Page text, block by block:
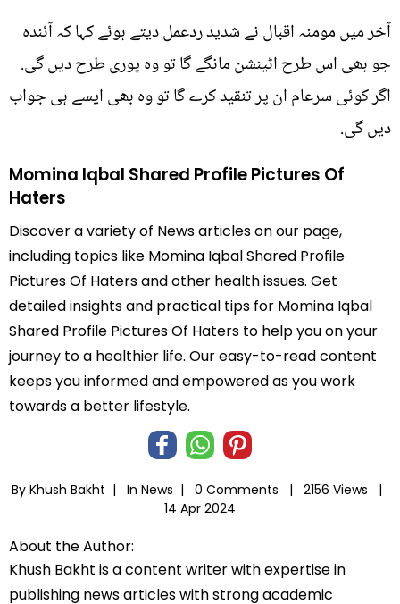
آخر میں مومنہ اقبال نے شدید ردعمل دیتے ہوئے کہا کہ آئندہ
جو بھی اس طرح اٹینشن مانگے گا تو وہ پوری طرح دیں گی.
اگر کوئی سرعام ان پر تنقید کرے گا تو وہ بھی ایسے ہی جواب
دیں گی.
Momina Iqbal Shared Profile Pictures Of
Haters
Discover a variety of News articles on our page,
including topics like Momina Iqbal Shared Profile
Pictures Of Haters and other health issues. Get
detailed insights and practical tips for Momina Iqbal
Shared Profile Pictures Of Haters to help you on your
journey to a healthier life. Our easy-to-read content
keeps you informed and empowered as you work
towards a better lifestyle.
By Khush Bakht | In News | 0 Comments |
2156 Views |
14 Apr 2024
About the Author:
Khush Bakht is a content writer with expertise in
publishing news articles with strong academic